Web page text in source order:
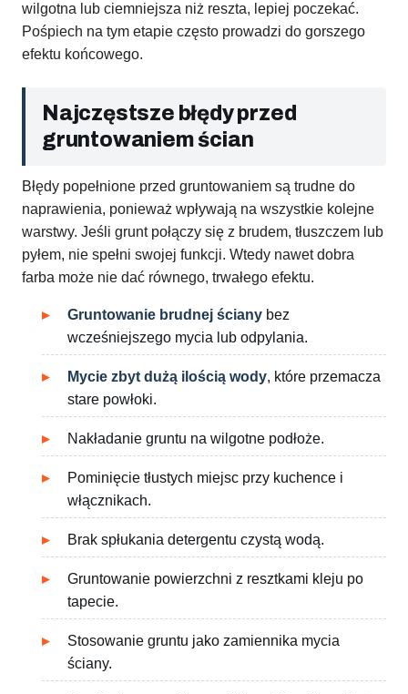
wilgotna lub ciemniejsza niż reszta, lepiej poczekać.
Pośpiech na tym etapie często prowadzi do gorszego
efektu końcowego.
Najczęstsze błędy przed
gruntowaniem ścian
Błędy popełnione przed gruntowaniem są trudne do
naprawienia, ponieważ wpływają na wszystkie kolejne
warstwy. Jeśli grunt połączy się z brudem, tłuszczem lub
pyłem, nie spełni swojej funkcji. Wtedy nawet dobra
farba może nie dać równego, trwałego efektu.
Gruntowanie brudnej ściany bez
wcześniejszego mycia lub odpylania.
Mycie zbyt dużą ilością wody, które przemacza
stare powłoki.
Nakładanie gruntu na wilgotne podłoże.
Pominięcie tłustych miejsc przy kuchence i
włącznikach.
Brak spłukania detergentu czystą wodą.
Gruntowanie powierzchni z resztkami kleju po
tapecie.
Stosowanie gruntu jako zamiennika mycia
ściany.